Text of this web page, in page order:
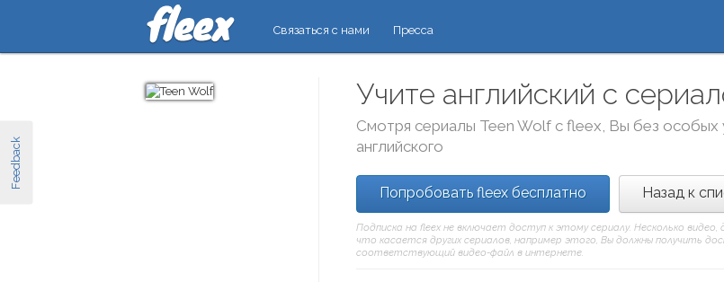
Feedback
Связаться с нами Пресса
Учите английский с
Смотря сериалы Teen Wolfс fleex, Вы без особых
английского
Попробовать fleex бесплатно Назад к
Подписка на fleex не включает доступ к этому сериалу. Несколько
что касается других сериалов, например этого, Вы должны получить
соответствующий видео-файл в интернете.